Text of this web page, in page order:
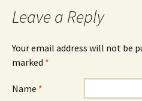
Leave a Reply
Your email address will not be
marked *
Name *